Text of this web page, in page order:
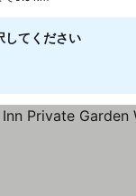
してください